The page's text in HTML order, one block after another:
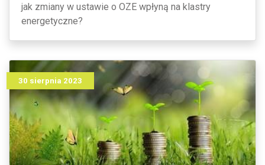
jak zmiany w ustawie o OZE wpłyną na klastry
energetyczne?
30 sierpnia 2023